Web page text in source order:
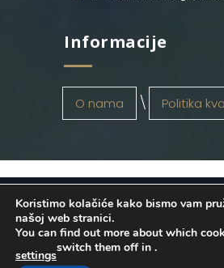
Informacije
O nama Politika
OSATINA GRUPA d.o.o. 2026
byINFOS Osijek. Sva
Koristimo kolačiće kako bismo vam
našoj web stranici.
You can find out more about which
switch them off in
settings
.